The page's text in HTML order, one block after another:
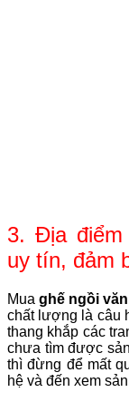
3. Địa điểm
uy tín, đảm
Muaghế ngồi
chất lượng là câu
thang khắp các
chưa tìm được
thì đừng để mất
hệ và đến xem